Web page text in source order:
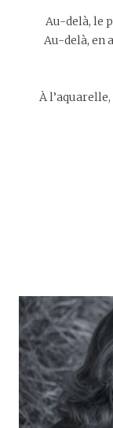
Au-delà, le
Au-delà, en
À